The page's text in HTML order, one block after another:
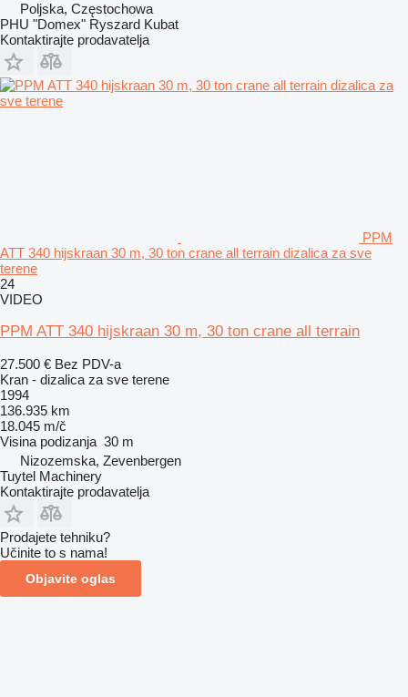
Poljska, Częstochowa
PHU "Domex" Ryszard Kubat
Kontaktirajte prodavatelja
PPM
ATT 340 hijskraan 30 m, 30 ton crane all terrain dizalica za sve
terene
24
VIDEO
PPM ATT 340 hijskraan 30 m, 30 ton crane all terrain
27.500 € Bez PDV-a
Kran - dizalica za sve terene
1994
136.935 km
18.045 m/č
Visina podizanja 30 m
Nizozemska, Zevenbergen
Tuytel Machinery
Kontaktirajte prodavatelja
Prodajete tehniku?
Učinite to s nama!
Objavite oglas